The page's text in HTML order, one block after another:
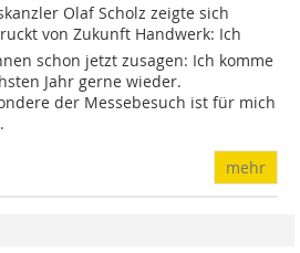
Olaf Scholz zeigte sich
von Zukunft Handwerk: Ich
schon jetzt zusagen: Ich komme
Jahr gerne wieder.
der Messebesuch ist für mich
mehr